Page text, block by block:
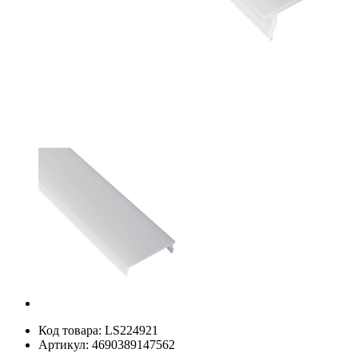
Код товара: LS224921
Артикул: 4690389147562